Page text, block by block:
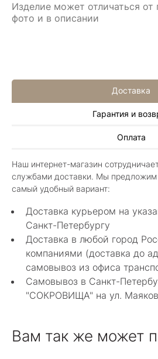
Изделие может отличаться от
фото и в описании
Доставка
Гарантия и
Оплата
Наш интернет-магазин
службами доставки. Мы предложим
самый удобный вариант:
Доставка курьером на
Санкт-Петербургу
Доставка в любой город
компаниями (доставка до
самовывоз из офиса
Самовывоз в Санкт-
"СОКРОВИЩА" на ул.
Вам так же может
Алла Майорова
Классные изделия,
в других магазинах.
грамотные специалисты в
с выбором.
Показать полностью
Нелли Г.
4 мая 2025
Каждый раз бывая на
12 в Санкт-Петербурге
феи-специалисты" помогут
выбором ! Украшения из